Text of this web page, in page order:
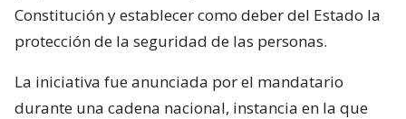
Constitución y establecer como deber del Estado la
protección de la seguridad de las personas.
La iniciativa fue anunciada por el mandatario
durante una cadena nacional, instancia en la que